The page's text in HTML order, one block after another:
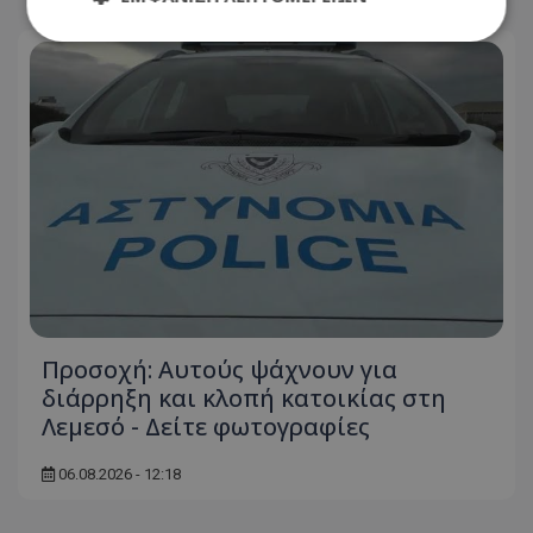
Προσοχή: Αυτούς ψάχνουν για
διάρρηξη και κλοπή κατοικίας στη
Λεμεσό - Δείτε φωτογραφίες
06.08.2026 - 12:18
Μη ταξινομημένα
Τα απολύτως απαραίτητα cookies επιτρέπουν
βασικές λειτουργίες του ιστότοπου, όπως τη
σύνδεση χρήστη και τη διαχείριση λογαριασμού.
Ο ιστότοπος δεν μπορεί να χρησιμοποιηθεί σωστά
χωρίς τα απολύτως απαραίτητα cookies.
Ονοματεπώνυμο